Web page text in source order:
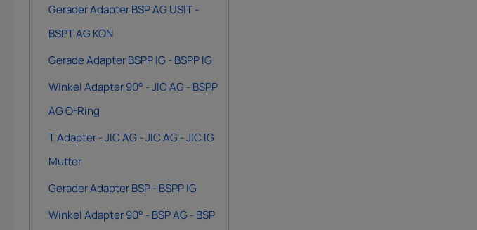
Gerader Adapter BSP AG USIT -
BSPT AG KON
Gerade Adapter BSPP IG - BSPP IG
Winkel Adapter 90° - JIC AG - BSPP
AG O-Ring
T Adapter - JIC AG - JIC AG - JIC IG
Mutter
Gerader Adapter BSP - BSPP IG
Winkel Adapter 90° - BSP AG - BSP